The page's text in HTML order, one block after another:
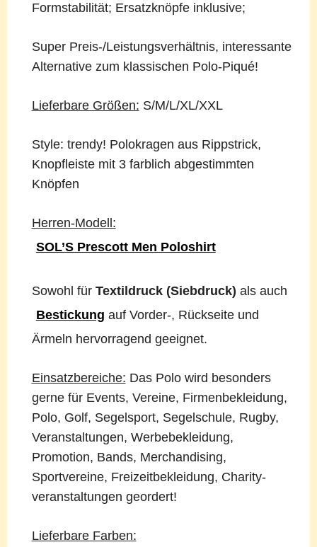
Formstabilität; Ersatzknöpfe inklusive;
Super Preis-/Leistungsverhältnis, interessante
Alternative zum klassischen Polo-Piqué!
Lieferbare Größen: S/M/L/XL/XXL
Style: trendy! Polokragen aus Rippstrick,
Knopfleiste mit 3 farblich abgestimmten
Knöpfen
Herren-Modell:
SOL’S Prescott Men Poloshirt
Sowohl für Textildruck (Siebdruck) als auch
Bestickung auf Vorder-, Rückseite und
Ärmeln hervorragend geeignet.
Einsatzbereiche: Das Polo wird besonders
gerne für Events, Vereine, Firmenbekleidung,
Polo, Golf, Segelsport, Segelschule, Rugby,
Veranstaltungen, Werbebekleidung,
Promotion, Bands, Merchandising,
Sportvereine, Freizeitbekleidung, Charity-
veranstaltungen geordert!
Lieferbare Farben: